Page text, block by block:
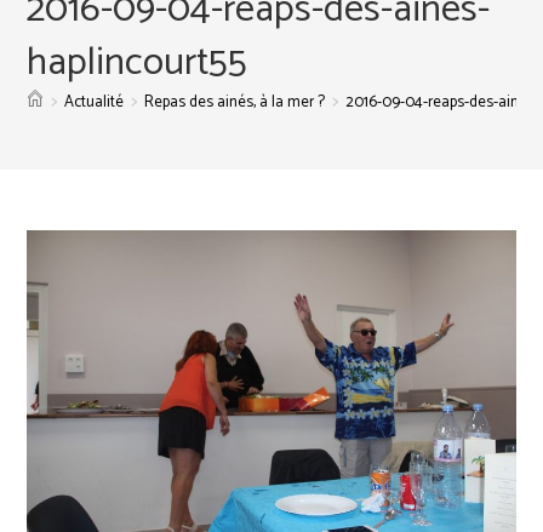
haplincourt55
> Actualité > Repas des ainés, à la mer ? > 2016-09-04-reaps-des-